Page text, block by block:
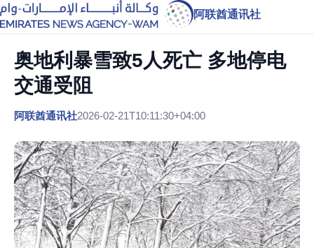
阿联酋通讯社
奥地利暴雪致5人死亡 多地停电
交通受阻
阿联酋通讯社2026-02-21T10:11:30+04:00